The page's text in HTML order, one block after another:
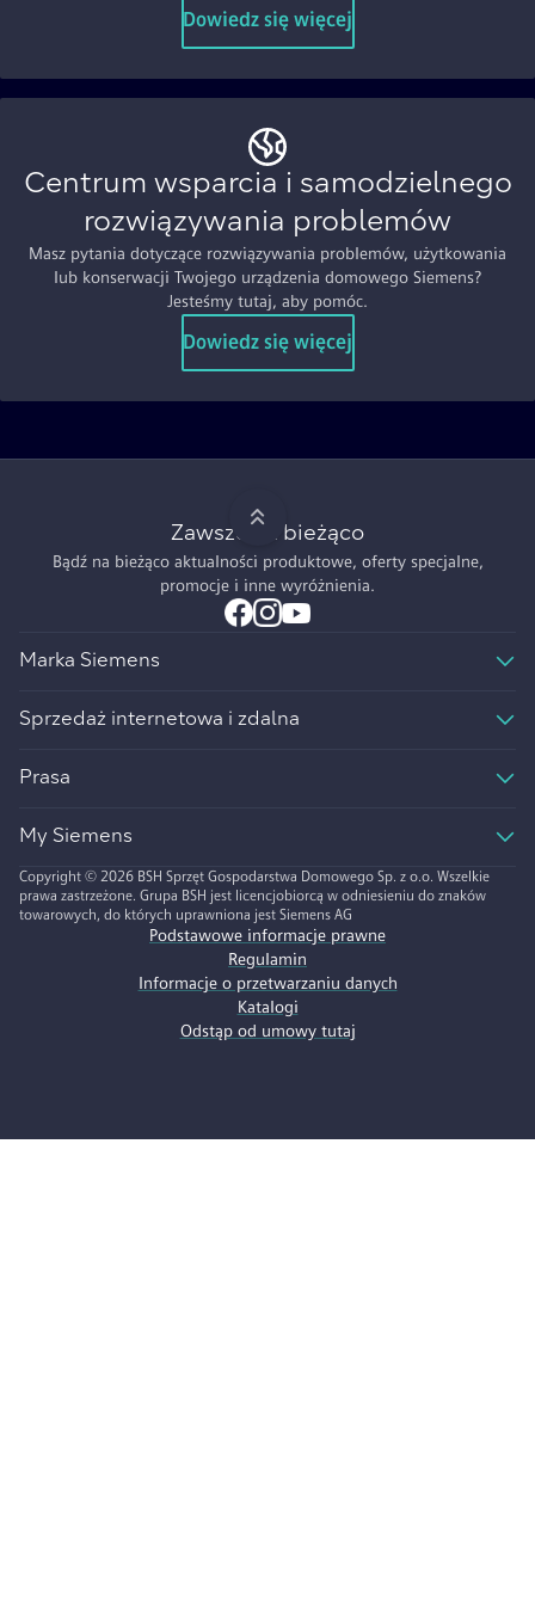
Dowiedz się więcej
Centrum wsparcia i samodzielnego
rozwiązywania problemów
Masz pytania dotyczące rozwiązywania problemów, użytkowania
lub konserwacji Twojego urządzenia domowego Siemens?
Jesteśmy tutaj, aby pomóc.
Dowiedz się więcej
Zawsze na bieżąco
Bądź na bieżąco aktualności produktowe, oferty specjalne,
promocje i inne wyróżnienia.
Marka Siemens
Sprzedaż internetowa i zdalna
Prasa
My Siemens
Copyright © 2026 BSH Sprzęt Gospodarstwa Domowego Sp. z o.o. Wszelkie
prawa zastrzeżone. Grupa BSH jest licencjobiorcą w odniesieniu do znaków
towarowych, do których uprawniona jest Siemens AG
Podstawowe informacje prawne
Regulamin
Informacje o przetwarzaniu danych
Katalogi
Odstąp od umowy tutaj